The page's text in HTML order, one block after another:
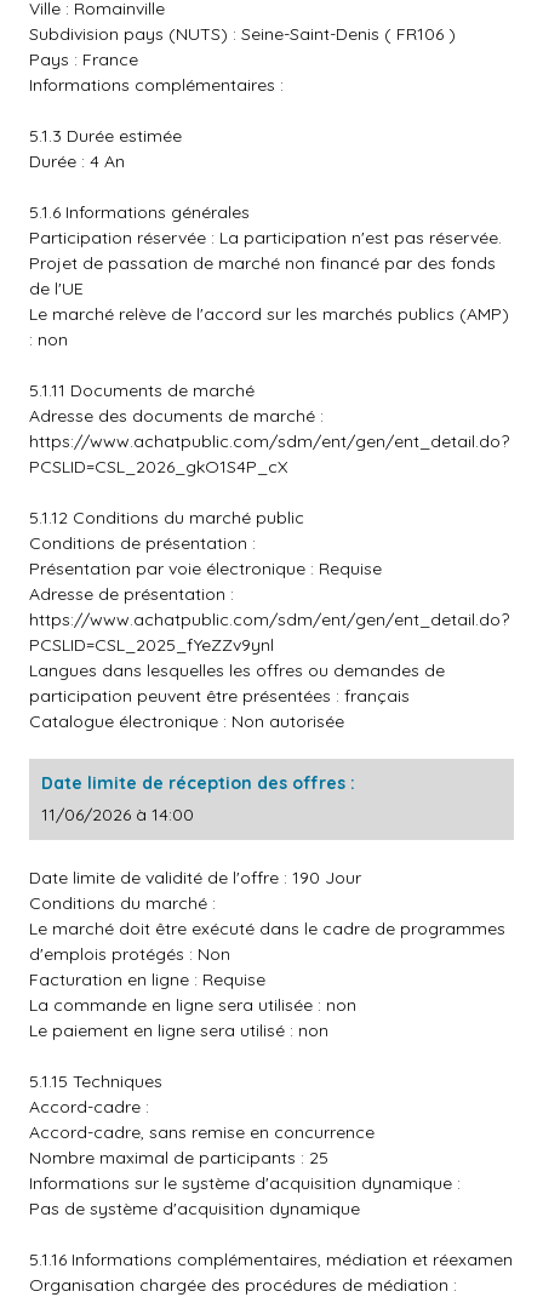
Ville : Romainville
Subdivision pays (NUTS) : Seine-Saint-Denis ( FR106 )
Pays : France
Informations complémentaires :
5.1.3 Durée estimée
Durée : 4 An
5.1.6 Informations générales
Participation réservée : La participation n'est pas réservée.
Projet de passation de marché non financé par des fonds
de l'UE
Le marché relève de l'accord sur les marchés publics (AMP)
: non
5.1.11 Documents de marché
Adresse des documents de marché :
https://www.achatpublic.com/sdm/ent/gen/ent_detail.do?
PCSLID=CSL_2026_gkO1S4P_cX
5.1.12 Conditions du marché public
Conditions de présentation :
Présentation par voie électronique : Requise
Adresse de présentation :
https://www.achatpublic.com/sdm/ent/gen/ent_detail.do?
PCSLID=CSL_2025_fYeZZv9ynl
Langues dans lesquelles les offres ou demandes de
participation peuvent être présentées : français
Catalogue électronique : Non autorisée
Date limite de réception des offres :
11/06/2026 à 14:00
Date limite de validité de l'offre : 190 Jour
Conditions du marché :
Le marché doit être exécuté dans le cadre de programmes
d'emplois protégés : Non
Facturation en ligne : Requise
La commande en ligne sera utilisée : non
Le paiement en ligne sera utilisé : non
5.1.15 Techniques
Accord-cadre :
Accord-cadre, sans remise en concurrence
Nombre maximal de participants : 25
Informations sur le système d'acquisition dynamique :
Pas de système d'acquisition dynamique
5.1.16 Informations complémentaires, médiation et réexamen
Organisation chargée des procédures de médiation :